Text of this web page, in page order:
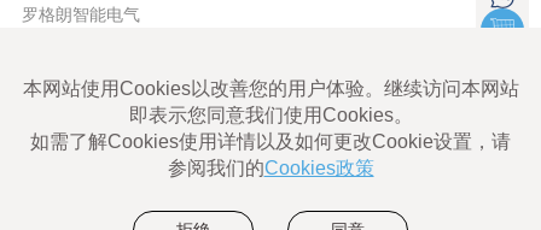
罗格朗智能电气
LEGRAND ALL rights reserved |Legrand Cybersecurity
使用条款 Legrand Eliot使用条款 数据隐私政策 网站地图